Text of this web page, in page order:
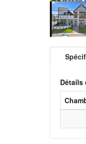
Détails